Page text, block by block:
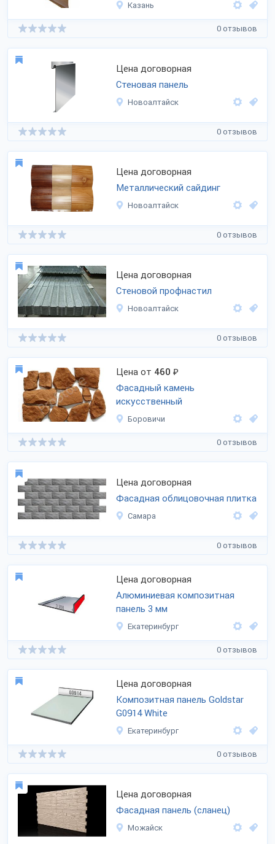
Казань
0 отзывов
Цена договорная
Стеновая панель
Новоалтайск
0 отзывов
Цена договорная
Металлический сайдинг
Новоалтайск
0 отзывов
Цена договорная
Стеновой профнастил
Новоалтайск
0 отзывов
Цена от 460 ₽
Фасадный камень
искусственный
Боровичи
0 отзывов
Цена договорная
Фасадная облицовочная плитка
Самара
0 отзывов
Цена договорная
Алюминиевая композитная
панель 3 мм
Екатеринбург
0 отзывов
Цена договорная
Композитная панель Goldstar
G0914 White
Екатеринбург
0 отзывов
Цена договорная
Фасадная панель (сланец)
Можайск